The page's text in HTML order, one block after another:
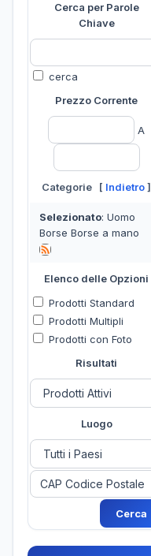
Cerca per Parole
Chiave
cerca
Prezzo Corrente
A
Categorie [ Indietro]
Selezionato: Uomo
Borse Borse a mano
Elenco delle Opzioni
Prodotti Standard
Prodotti Multipli
Prodotti con Foto
Risultati
Luogo